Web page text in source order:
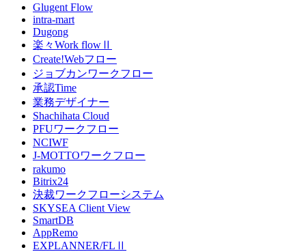
Glugent Flow
intra-mart
Dugong
楽々Work flowⅡ
Create!Webフロー
ジョブカンワークフロー
承認Time
業務デザイナー
Shachihata Cloud
PFUワークフロー
NCIWF
J-MOTTOワークフロー
rakumo
Bitrix24
決裁ワークフローシステム
SKYSEA Client View
SmartDB
AppRemo
EXPLANNER/FLⅡ